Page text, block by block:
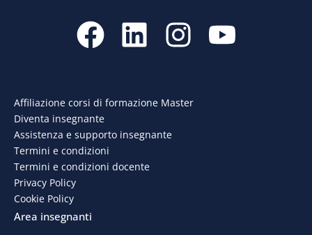
F
a
e
b
o
k
L
i
k
e
d
I
n
t
Y
o
Affiliazione corsi di formazione Master
Diventa insegnante
Assistenza e supporto insegnante
Termini e condizioni
Termini e condizioni docente
Privacy Policy
Cookie Policy
Area insegnanti